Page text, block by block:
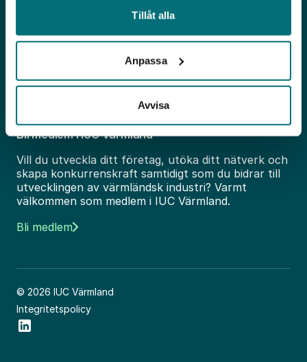
Tillåt alla
Anpassa
Avvisa
Nyhetsbrev
Är du medlem? Håll dig uppdaterad – anmäl dig till
E-
Bli medlem i IUC Värmland
Vill du utveckla ditt företag, utöka ditt nätverk och
skapa konkurrenskraft samtidigt som du bidrar till
utvecklingen av värmländsk industri? Varmt
välkommen som medlem i IUC Värmland.
Bli medlem
© 2026 IUC Värmland
Integritetspolicy
Social Icon